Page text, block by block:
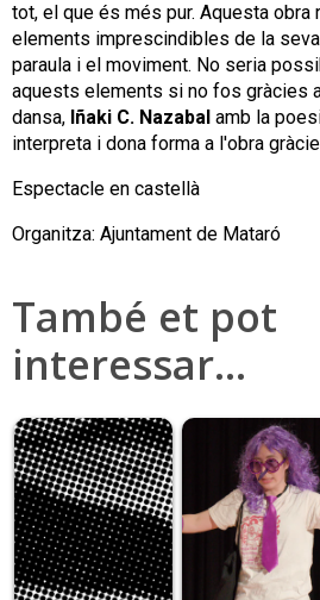
tot, el que és més pur. Aquesta
elements imprescindibles de la
paraula i el moviment. No seria
aquests elements si no fos gràcies
dansa, Iñaki C. Nazabal amb la
interpreta i dona forma a l'obra
Espectacle en castellà
Organitza: Ajuntament de Mataró
També et pot
interessar…